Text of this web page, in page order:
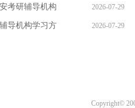
考研辅导机构 2026-07-29
导机构学习方 2026-07-29
Copyright©